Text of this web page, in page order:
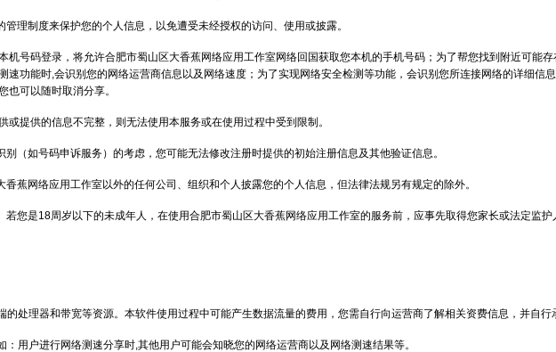
理制度来保护您的个人信息，以免遭受未经授权的访问、使用或披露。
号码登录，将允许合肥市蜀山区大香蕉网络应用工作室网络回国获取您本机的手机号码；为了帮您找到附近可能
功能时,会识别您的网络运营商信息以及网络速度；为了实现网络安全检测等功能，会识别您所连接网络的详细信
也可以随时取消分享。
提供的信息不完整，则无法使用本服务或在使用过程中受到限制。
（如号码申诉服务）的考虑，您可能无法修改注册时提供的初始注册信息及其他验证信息。
蕉网络应用工作室以外的任何公司、组织和个人披露您的个人信息，但法律法规另有规定的除外。
您是18周岁以下的未成年人，在使用合肥市蜀山区大香蕉网络应用工作室的服务前，应事先取得您家长或法定监护
处理器和带宽等资源。本软件使用过程中可能产生数据流量的费用，您需自行向运营商了解相关资费信息，并自行
用户进行网络测速分享时,其他用户可能会知晓您的网络运营商以及网络测速结果等。